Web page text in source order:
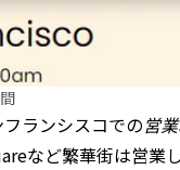
ランシスコでの営
など繁華街は営業